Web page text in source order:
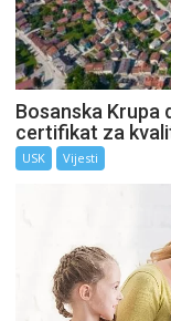
Bosanska Krupa
certifikat za
USK Vijesti